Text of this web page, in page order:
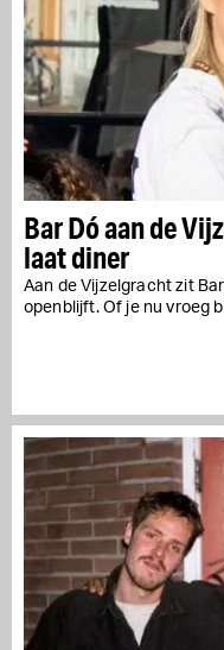
Bar Dó aan de
laat diner
Aan de Vijzelgracht zit
openblijft. Of je nu vroeg